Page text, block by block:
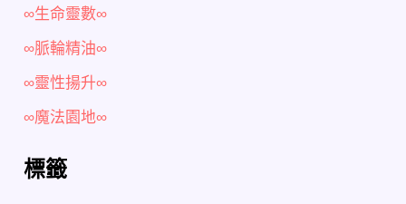
∞生命靈數∞
∞脈輪精油∞
∞靈性揚升∞
∞魔法園地∞
標籤